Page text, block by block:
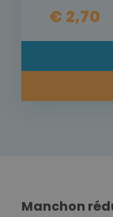
€ 2,70
Manchon